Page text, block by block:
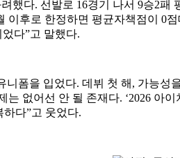
했다. 선발로 16경기 나서 9승2
이후로 한정하면 평균자책점이 0
다”고 말했다.
폼을 입었다. 데뷔 첫 해, 가능
없어선 안 될 존재다. ‘2026 아
다”고 웃었다.